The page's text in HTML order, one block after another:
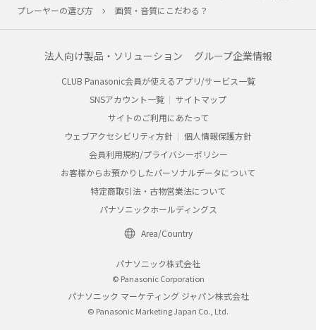
プレーヤーの選び方
画質・音質にこだわる？
法人向け製品・ソリューション グループ企業情報
CLUB Panasonic会員が使えるアプリ/サービス一覧
SNSアカウント一覧
サイトマップ
サイトのご利用にあたって
ウェブアクセシビリティ方針
個人情報保護方針
会員利用規約/プライバシーポリシー
お客様からお預かりしたパーソナルデータについて
特定商取引法・古物営業法について
パナソニックホールディングス
Area/Country
パナソニック株式会社
© Panasonic Corporation
パナソニック マーケティング ジャパン株式会社
© Panasonic Marketing Japan Co., Ltd.